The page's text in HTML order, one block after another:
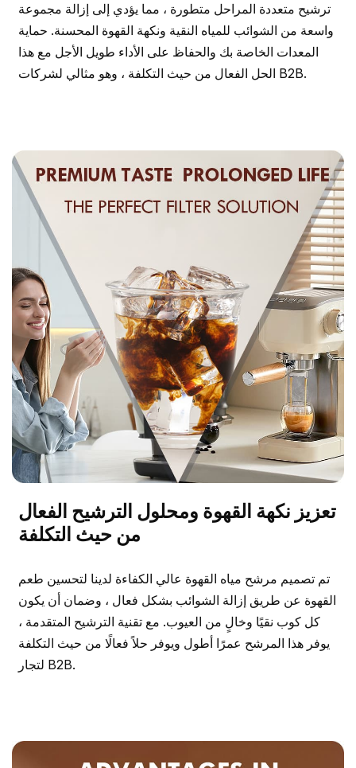
ترشيح متعددة المراحل متطورة ، مما يؤدي إلى إزالة مجموعة
واسعة من الشوائب للمياه النقية ونكهة القهوة المحسنة. حماية
المعدات الخاصة بك والحفاظ على الأداء طويل الأجل مع هذا
الحل الفعال من حيث التكلفة ، وهو مثالي لشركات B2B.
تعزيز نكهة القهوة ومحلول الترشيح الفعال
من حيث التكلفة
تم تصميم مرشح مياه القهوة عالي الكفاءة لدينا لتحسين طعم
القهوة عن طريق إزالة الشوائب بشكل فعال ، وضمان أن يكون
كل كوب نقيًا وخالٍ من العيوب. مع تقنية الترشيح المتقدمة ،
يوفر هذا المرشح عمرًا أطول ويوفر حلاً فعالًا من حيث التكلفة
لتجار B2B.